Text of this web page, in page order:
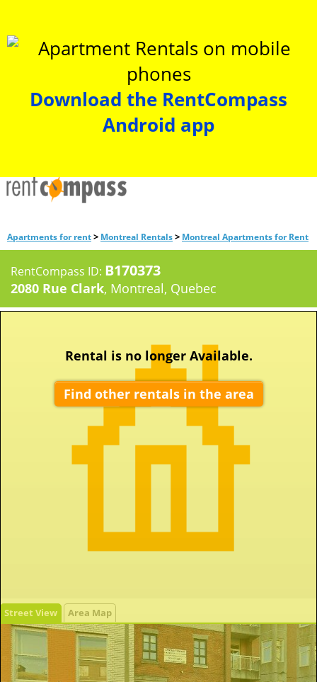
Download the RentCompass
Android app
Apartments for rent> Montreal Rentals> Montreal Apartments for Rent
RentCompass ID: B170373
2080 Rue Clark, Montreal, Quebec
Street View Area Map
Rental is no longer Available.
Find other rentals in the area